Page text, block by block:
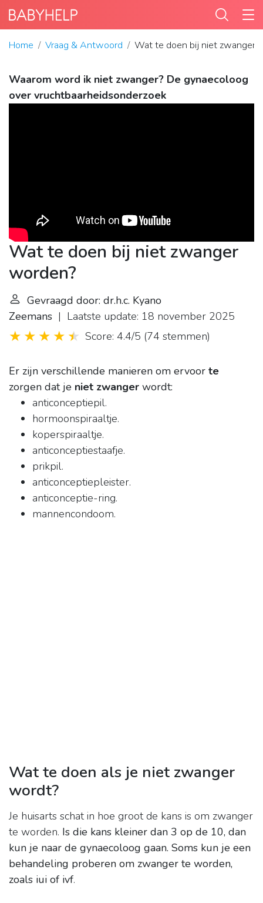
Home Vraag & Antwoord Wat te doen bij niet zwanger
Waarom word ik niet zwanger? De gynaecoloog
over vruchtbaarheidsonderzoek
Wat te doen bij niet zwanger
worden?
Gevraagd door: dr.h.c. Kyano
Zeemans | Laatste update: 18 november 2025
Score: 4.4/5 (74 stemmen)
Er zijn verschillende manieren om ervoor te
zorgen dat je niet zwanger wordt:
anticonceptiepil.
hormoonspiraaltje.
koperspiraaltje.
anticonceptiestaafje.
prikpil.
anticonceptiepleister.
anticonceptie-ring.
mannencondoom.
Wat te doen als je niet zwanger
wordt?
Je huisarts schat in hoe groot de kans is om zwanger
te worden. Is die kans kleiner dan 3 op de 10, dan
kun je naar de gynaecoloog gaan. Soms kun je een
behandeling proberen om zwanger te worden,
zoals iui of ivf.